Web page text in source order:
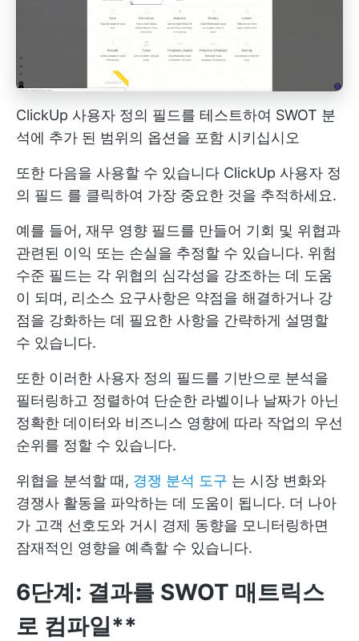
ClickUp 사용자 정의 필드를 테스트하여 SWOT 분
석에 추가 된 범위의 옵션을 포함 시키십시오
또한 다음을 사용할 수 있습니다 ClickUp 사용자 정
의 필드 를 클릭하여 가장 중요한 것을 추적하세요.
예를 들어, 재무 영향 필드를 만들어 기회 및 위협과
관련된 이익 또는 손실을 추정할 수 있습니다. 위험
수준 필드는 각 위협의 심각성을 강조하는 데 도움
이 되며, 리소스 요구사항은 약점을 해결하거나 강
점을 강화하는 데 필요한 사항을 간략하게 설명할
수 있습니다.
또한 이러한 사용자 정의 필드를 기반으로 분석을
필터링하고 정렬하여 단순한 라벨이나 날짜가 아닌
정확한 데이터와 비즈니스 영향에 따라 작업의 우선
순위를 정할 수 있습니다.
위협을 분석할 때, 경쟁 분석 도구 는 시장 변화와
경쟁사 활동을 파악하는 데 도움이 됩니다. 더 나아
가 고객 선호도와 거시 경제 동향을 모니터링하면
잠재적인 영향을 예측할 수 있습니다.
6단계: 결과를 SWOT 매트릭스
로 컴파일**